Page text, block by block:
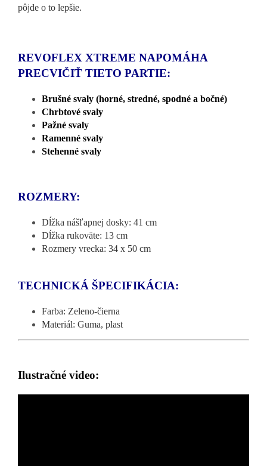
pôjde o to lepšie.
REVOFLEX XTREME NAPOMÁHA
PRECVIČIŤ TIETO PARTIE:
Brušné svaly (horné, stredné, spodné a bočné)
Chrbtové svaly
Pažné svaly
Ramenné svaly
Stehenné svaly
ROZMERY:
Dĺžka nášľapnej dosky: 41 cm
Dĺžka rukoväte: 13 cm
Rozmery vrecka: 34 x 50 cm
TECHNICKÁ ŠPECIFIKÁCIA:
Farba: Zeleno-čierna
Materiál: Guma, plast
Ilustračné video: